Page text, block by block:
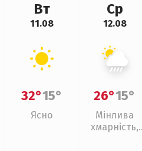
Вт
11.08
32°15°
Ясно
Ср
12.08
26°15°
Мінлива
хмарність,